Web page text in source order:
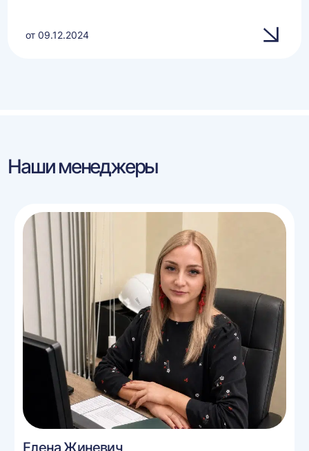
от 09.12.2024
Наши менеджеры
Елена Жиневич